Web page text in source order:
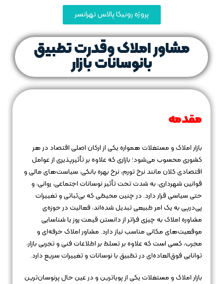
پروژه رونیکا پالاس تهرانسر
مشاور املاک وقدرت تطبیق
بانوسانات بازار
مقدمه
بازار املاک و مستغلات همواره یکی از ارکان اصلی اقتصاد در هر
کشوری محسوب می‌شود؛ بازاری که علاوه بر تأثیرپذیری از عوامل
اقتصادی کلان مانند نرخ تورم، نرخ بهره بانکی، سیاست‌های مالی و
قوانین شهرداری، به شدت تحت تأثیر نوسانات اجتماعی، روانی، و
حتی سیاسی قرار دارد. در چنین محیطی که بی‌ثباتی و تغییرات
پی‌در‌پی به یک امر طبیعی تبدیل شده‌اند، فعالیت در حوزه‌ی
مشاوره املاک به چیزی فراتر از دانستن قیمت روز یا شناسایی
موقعیت‌های مکانی مناسب نیاز دارد. مشاور املاک حرفه‌ای و
مجرب، کسی است که علاوه بر تسلط بر اطلاعات فنی و تجربی بازار،
توانایی فوق‌العاده‌ای در تطبیق با نوسانات و تغییرات سریع دارد.
بازار املاک و مستغلات یکی از پویاترین و در عین حال پرنوسان‌ترین